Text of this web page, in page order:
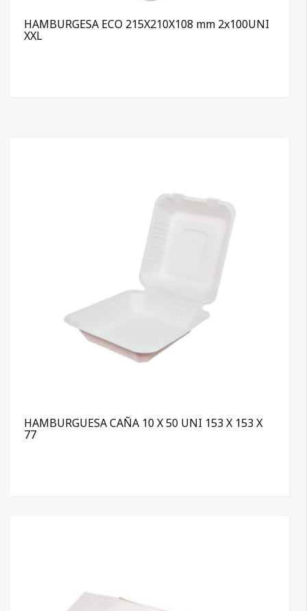
HAMBURGESA ECO 215X210X108 mm 2x100UNI
XXL
HAMBURGUESA CAÑA 10 X 50 UNI 153 X 153 X
77